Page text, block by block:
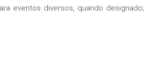
eventos diversos, quando designado;